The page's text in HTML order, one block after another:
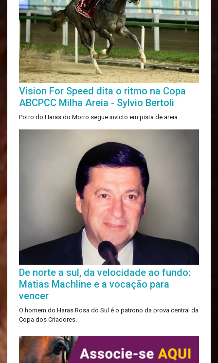
Vision For Speed dita o ritmo na Copa
ABCPCC Milha Areia - Sylvio Bertoli
Potro do Haras do Morro segue invicto em pista de areia.
De norte a sul, da velocidade ao fundo:
Matias Machline e a vocação para
vencer
O homem do Haras Rosa do Sul é o patrono da prova central da
Copa dos Criadores.